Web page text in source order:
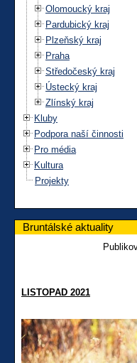
Olomoucký kraj
Pardubický kraj
Plzeňský kraj
Praha
Středočeský kraj
Ústecký kraj
Zlínský kraj
Kluby
Podpora naší činnosti
Pro média
Kultura
Projekty
Bruntálské aktuality
LISTOPAD 2021